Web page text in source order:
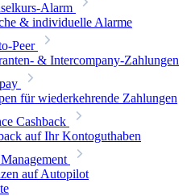
Alarm
& individuelle Alarme
Peer
& Intercompany-Zahlungen
für wiederkehrende Zahlungen
Cashback
auf Ihr Kontoguthaben
auf Autopilot